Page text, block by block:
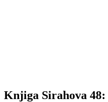
Knjiga Sirahova